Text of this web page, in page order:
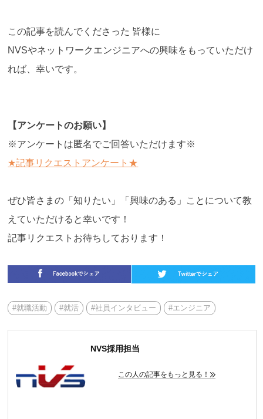
この記事を読んでくださった 皆様に
NVSやネットワークエンジニアへの興味をもっていただけ
れば、幸いです。
【アンケートのお願い】
※アンケートは匿名でご回答いただけます※
★記事リクエストアンケート★
ぜひ皆さまの「知りたい」「興味のある」ことについて教
えていただけると幸いです！
記事リクエストお待ちしております！
#就職活動 #就活 #社員インタビュー #エンジニア
NVS採用担当
この人の記事をもっと見る！